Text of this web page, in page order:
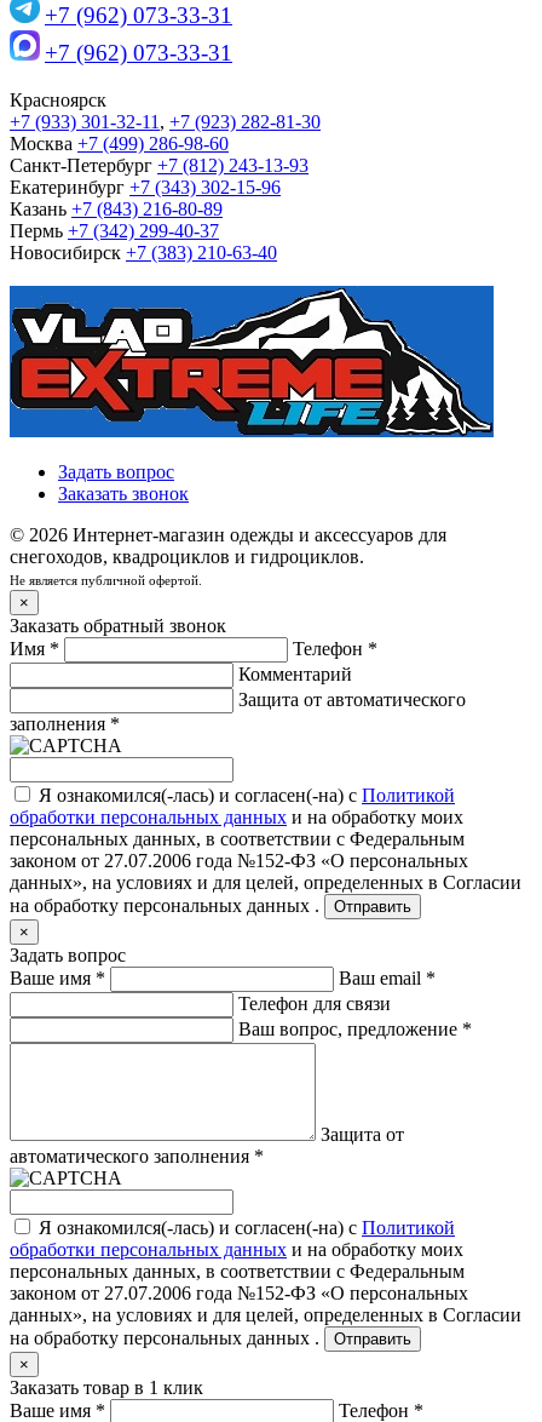
+7 (962) 073-33-31
+7 (962) 073-33-31
Красноярск
+7 (933) 301-32-11 , +7 (923) 282-81-30
Москва +7 (499) 286-98-60
Санкт-Петербург +7 (812) 243-13-93
Екатеринбург +7 (343) 302-15-96
Казань +7 (843) 216-80-89
Пермь +7 (342) 299-40-37
Новосибирск +7 (383) 210-63-40
Задать вопрос
Заказать звонок
© 2026 Интернет-магазин одежды и аксессуаров для
снегоходов, квадроциклов и гидроциклов.
Не является публичной офертой.
×
Заказать обратный звонок
Имя * Телефон *
Комментарий
Защита от автоматического
заполнения *
Я ознакомился(-лась) и согласен(-на) с Политикой
обработки персональных данных и на обработку моих
персональных данных, в соответствии с Федеральным
законом от 27.07.2006 года №152-ФЗ «О персональных
данных», на условиях и для целей, определенных в Согласии
на обработку персональных данных .
Отправить
×
Задать вопрос
Ваше имя * Ваш email *
Телефон для связи
Ваш вопрос, предложение *
Защита от
автоматического заполнения *
Я ознакомился(-лась) и согласен(-на) с Политикой
обработки персональных данных и на обработку моих
персональных данных, в соответствии с Федеральным
законом от 27.07.2006 года №152-ФЗ «О персональных
данных», на условиях и для целей, определенных в Согласии
на обработку персональных данных .
Отправить
×
Заказать товар в 1 клик
Ваше имя * Телефон *